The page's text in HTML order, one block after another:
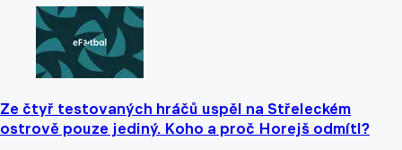
Ze čtyř testovaných hráčů uspěl na Střeleckém
ostrově pouze jediný. Koho a proč Horejš odmítl?